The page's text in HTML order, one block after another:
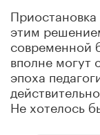
этим
современной
вполне могут
эпоха
Не хотелось